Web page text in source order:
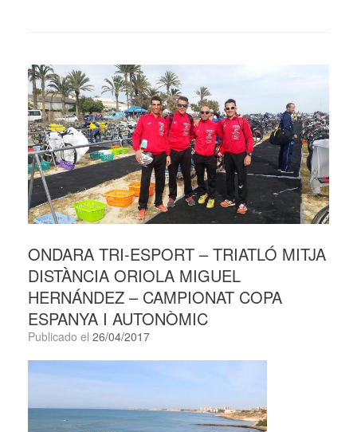
ONDARA TRI-ESPORT – TRIATLÓ MITJA
DISTÀNCIA ORIOLA MIGUEL
HERNÁNDEZ – CAMPIONAT COPA
ESPANYA I AUTONÒMIC
Publicado el 26/04/2017